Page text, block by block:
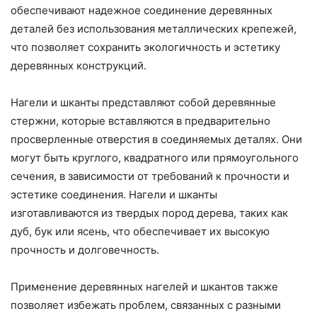
обеспечивают надежное соединение деревянных
деталей без использования металлических крепежей,
что позволяет сохранить экологичность и эстетику
деревянных конструкций.
Нагели и шканты представляют собой деревянные
стержни, которые вставляются в предварительно
просверленные отверстия в соединяемых деталях. Они
могут быть круглого, квадратного или прямоугольного
сечения, в зависимости от требований к прочности и
эстетике соединения. Нагели и шканты
изготавливаются из твердых пород дерева, таких как
дуб, бук или ясень, что обеспечивает их высокую
прочность и долговечность.
Применение деревянных нагелей и шкантов также
позволяет избежать проблем, связанных с разными